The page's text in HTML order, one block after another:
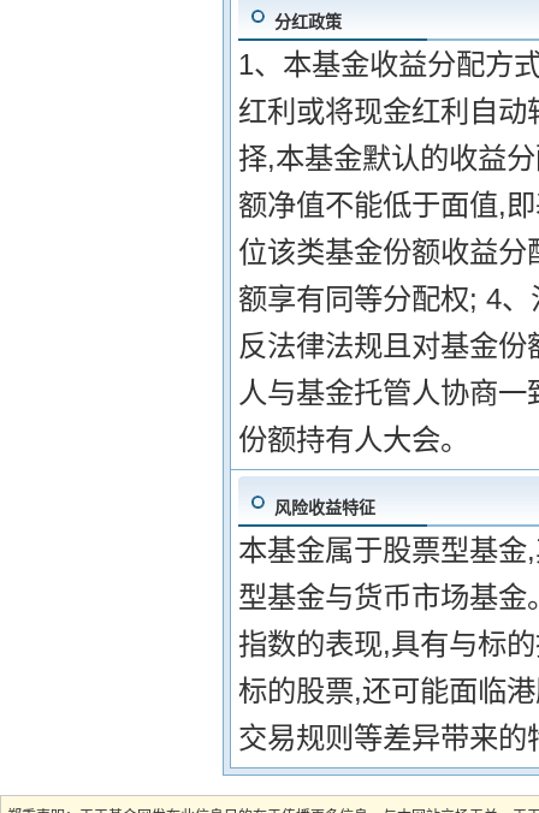
分红政策
1、本基金收益分配方
红利或将现金红利自
择,本基金默认的收益
额净值不能低于面值,
位该类基金份额收益
额享有同等分配权; 4
反法律法规且对基金
人与基金托管人协商
份额持有人大会。
风险收益特征
本基金属于股票型基
型基金与货币市场基
指数的表现,具有与标
标的股票,还可能面临
交易规则等差异带来的